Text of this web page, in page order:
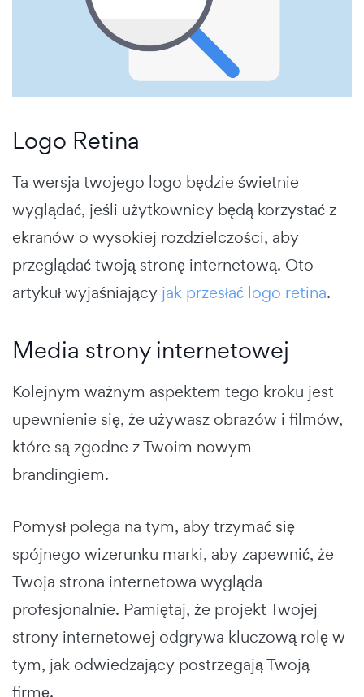
Logo Retina
Ta wersja twojego logo będzie świetnie
wyglądać, jeśli użytkownicy będą korzystać z
ekranów o wysokiej rozdzielczości, aby
przeglądać twoją stronę internetową. Oto
artykuł wyjaśniający jak przesłać logo retina.
Media strony internetowej
Kolejnym ważnym aspektem tego kroku jest
upewnienie się, że używasz obrazów i filmów,
które są zgodne z Twoim nowym
brandingiem.
Pomysł polega na tym, aby trzymać się
spójnego wizerunku marki, aby zapewnić, że
Twoja strona internetowa wygląda
profesjonalnie. Pamiętaj, że projekt Twojej
strony internetowej odgrywa kluczową rolę w
tym, jak odwiedzający postrzegają Twoją
firmę.